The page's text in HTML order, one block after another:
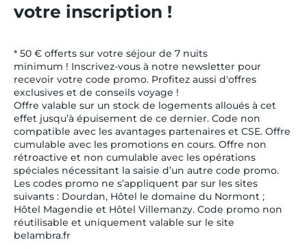
votre inscription !
* 50 € offerts sur votre séjour de 7 nuits
minimum ! Inscrivez-vous à notre newsletter pour
recevoir votre code promo. Profitez aussi d'offres
exclusives et de conseils voyage !
Offre valable sur un stock de logements alloués à cet
effet jusqu’à épuisement de ce dernier. Code non
compatible avec les avantages partenaires et CSE. Offre
cumulable avec les promotions en cours. Offre non
rétroactive et non cumulable avec les opérations
spéciales nécessitant la saisie d’un autre code promo.
Les codes promo ne s’appliquent par sur les sites
suivants : Dourdan, Hôtel le domaine du Normont ;
Hôtel Magendie et Hôtel Villemanzy. Code promo non
réutilisable et uniquement valable sur le site
belambra.fr